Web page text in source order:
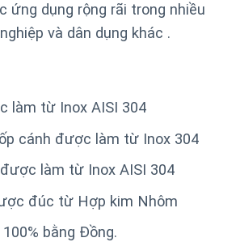
ứng dụng rộng rãi trong nhiều
và dân dụng khác .
làm từ Inox AISI 304
cánh được làm từ Inox 304
làm từ Inox AISI 304
đúc từ Hợp kim Nhôm
bằng Đồng.